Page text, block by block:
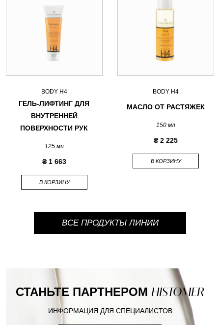
BODY H4
ГЕЛЬ-ЛИФТИНГ ДЛЯ
ВНУТРЕННЕЙ
ПОВЕРХНОСТИ РУК
125 мл
₴ 1 663
В КОРЗИНУ
BODY H4
МАСЛО ОТ РАСТЯЖЕК
150 мл
₴ 2 225
В КОРЗИНУ
ВСЕ ПРОДУКТЫ ЛИНИИ
СТАНЬТЕ ПАРТНЕРОМ HISTOMER
ИНФОРМАЦИЯ ДЛЯ СПЕЦИАЛИСТОВ